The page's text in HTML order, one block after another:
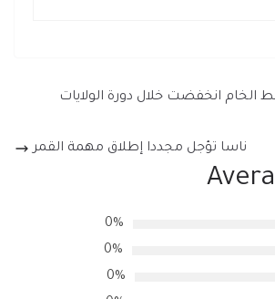
الخام انخفضت خلال دورة الولايات
ناسا تؤجل مجددا إطلاق مهمة القمر
0%
0%
0%